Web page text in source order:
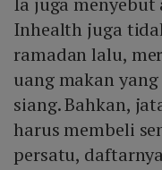
Inhealth juga
ramadan lalu,
uang makan
siang. Bahkan,
harus membeli
persatu,